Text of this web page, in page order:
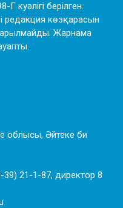
куәлігі берілген.
редакция көзқарасын
Жарнама
облысы, Әйтеке би
39) 21-1-87, директор 8